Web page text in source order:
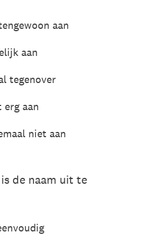
aan
aan
tegenover
aan
niet aan
de naam uit te